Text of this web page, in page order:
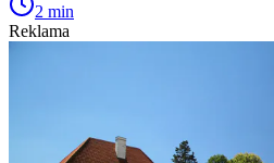
2 min
Reklama